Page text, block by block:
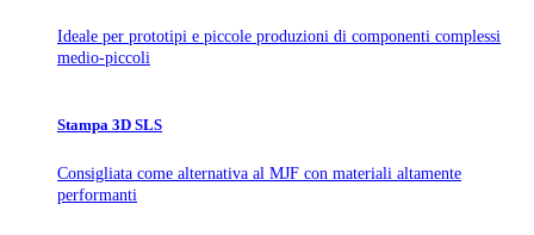
Ideale per prototipi e piccole produzioni di componenti complessi
medio-piccoli
Stampa 3D SLS
Consigliata come alternativa al MJF con materiali altamente
performanti